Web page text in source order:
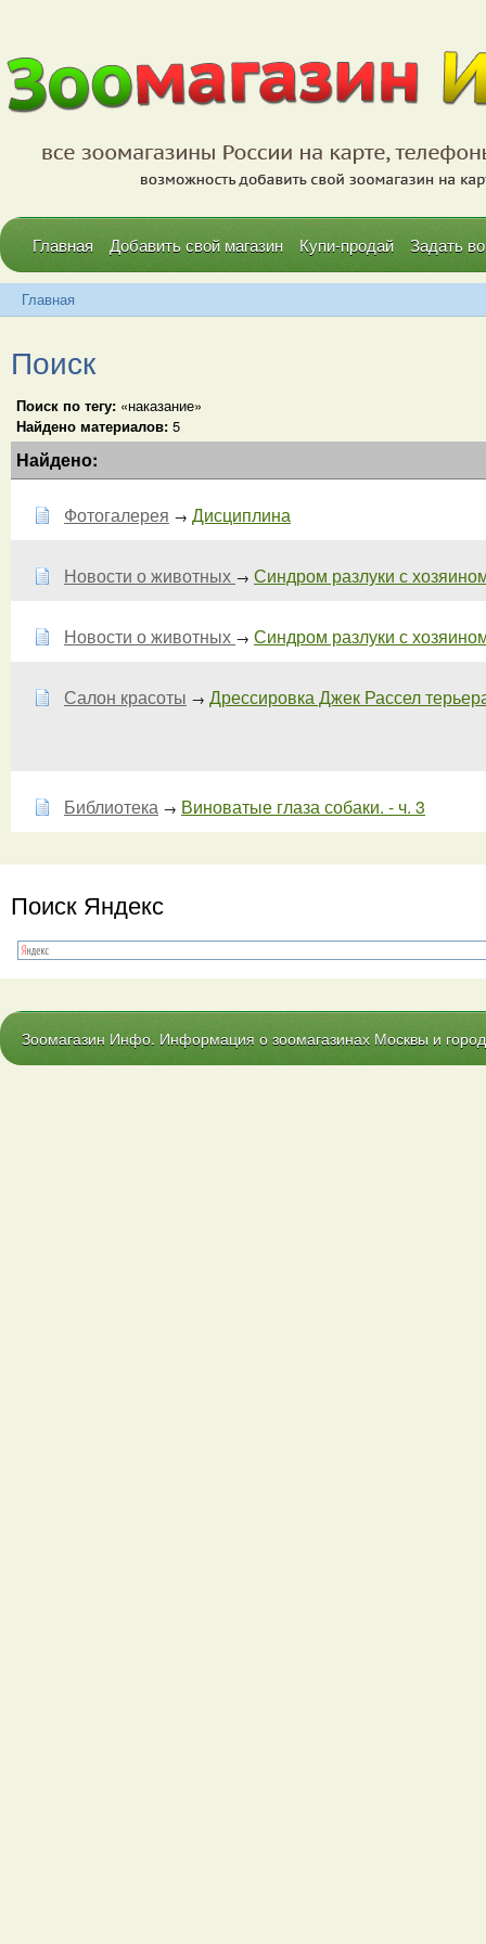
Главная Добавить свой магазин Купи-продай Задать
Главная
Поиск
Поиск по тегу: «наказание»
Найдено материалов: 5
Найдено:
Фотогалерея → Дисциплина
Новости о животных → Синдром разлуки с
Новости о животных → Синдром разлуки с
Салон красоты → Дрессировка Джек Рассел
Библиотека → Виноватые глаза собаки. - ч. 3
Поиск Яндекс
Зоомагазин Инфо. Информация о зоомагазинах Москвы и